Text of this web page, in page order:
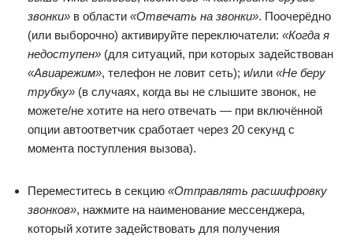
звонки» в области «Отвечать на звонки». Поочерёдно
(или выборочно) активируйте переключатели: «Когда я
недоступен» (для ситуаций, при которых задействован
«Авиарежим», телефон не ловит сеть); и/или «Не беру
трубку» (в случаях, когда вы не слышите звонок, не
можете/не хотите на него отвечать — при включённой
опции автоответчик сработает через 20 секунд с
момента поступления вызова).
Переместитесь в секцию «Отправлять расшифровку
звонков», нажмите на наименование мессенджера,
который хотите задействовать для получения